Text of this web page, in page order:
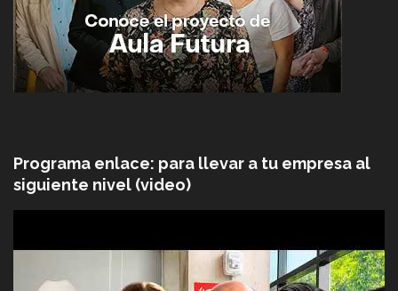
Programa enlace: para llevar a tu empresa al
siguiente nivel (video)